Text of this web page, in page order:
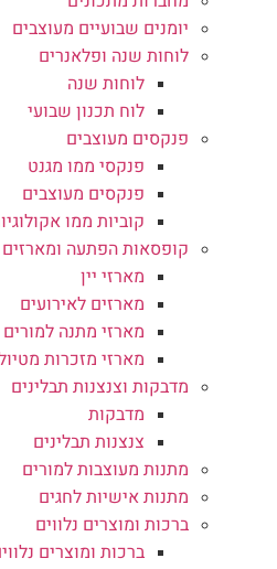
יומנים שבועיים מעוצבים
לוחות שנה ופלאנרים
לוחות שנה
לוח תכנון שבועי
פנקסים מעוצבים
פנקסי ממו מגנט
פנקסים מעוצבים
קוביות ממו
קופסאות הפתעה ומארזים
מארזי יין
מארזים לאירועים
מארזי מתנה למורים
מארזי מזכרות
מדבקות וצנצנות תבלינים
מדבקות
צנצנות תבלינים
מתנות מעוצבות למורים
מתנות אישיות לחגים
ברכות ומוצרים נלווים
ברכות ומוצרים